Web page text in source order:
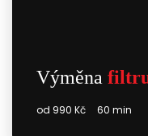
Výměna
od 990 Kč 60 min